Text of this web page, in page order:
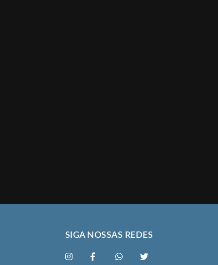
SIGA NOSSAS REDES